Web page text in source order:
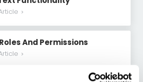
>
And Permissions
>